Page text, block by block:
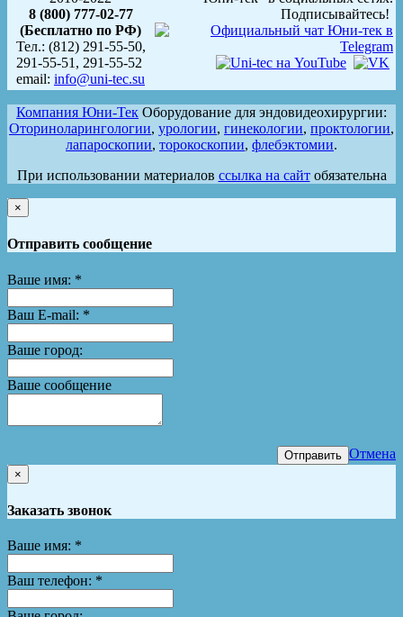
8 (800) 777-02-77
(Бесплатно по РФ)
Тел.: (812) 291-55-50,
291-55-51, 291-55-52
email: info@uni-tec.su
Подписывайтесь!
Компания Юни-Тек Оборудование для эндовидеохирургии:
Оториноларингологии, урологии, гинекологии, проктологии,
лапароскопии, торокоскопии, флебэктомии.
При использовании материалов ссылка на сайтобязательна
×
Отправить сообщение
Ваше имя: *
Ваш E-mail: *
Ваше город:
Ваше сообщение
Отправить Отмена
×
Заказать звонок
Ваше имя: *
Ваш телефон: *